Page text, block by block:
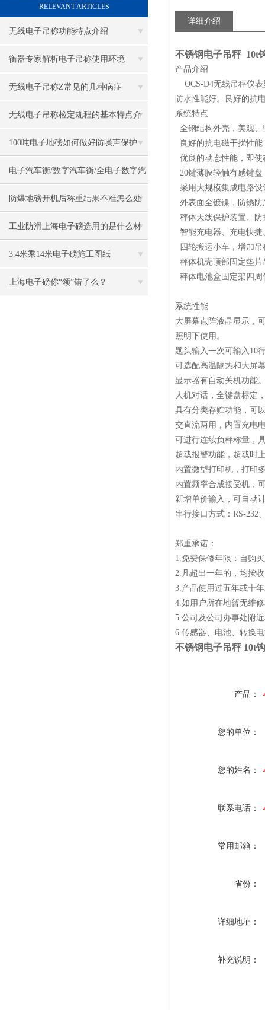
RELEVANT ARTICLES
无线电子吊称功能特点介绍
衡器专家解析电子吊称使用环境
无线电子吊称Z常见的几种病症
无线电子吊称检定规程的基本特点介
绍
100吨电子地磅如何做好防噪声保护
电子汽车衡/数字汽车衡/全电子数字汽
车衡
防爆地磅开机后称重结果不准怎么处
理
工业防滑上海电子磅选用的是什么材
质的秤体
3.4米乘14米电子磅施工图纸
上海电子磅你“领”错了么？
详细介绍
不锈钢电子吊秤 10t
产品介绍
OCS-D4无线吊秤仪表
防水性能好。良好的抗
系统特点
全钢结构外壳，美观
良好的抗电磁干扰性
优良的动态性能，即
20键薄膜轻触有感键
采用大规模集成电路
外表面全镀镍，防锈防
秤体天线保护装置、防
智能充电器、充电快
四轮搬运小车，增加吊
秤体机壳顶部固定垫
秤体电池盒固定架四
系统性能
大屏幕点阵液晶显示，
照明下使用。
题头输入一次可输入10
可选配高温隔热和大屏
显示器有自动关机功能
人机对话，全键盘标定
具有分类存贮功能，可
交直流两用，内置充电
可进行连续负秤称量，
超载报警功能，超载时
内置微型打印机，打印
内置频率合成接受机，
新增单价输入，可自动
串行接口方式：RS-232
郑重承诺：
1.免费保修年限：自购
2.凡超出一年的，均按
3.产品使用过五年或十
4.如用户所在地暂无维
5.公司及公司办事处附
6.传感器、电池、转换
不锈钢电子吊秤 10t
产品：
您的单位：
您的姓名：
联系电话：
常用邮箱：
省份：
详细地址：
补充说明：